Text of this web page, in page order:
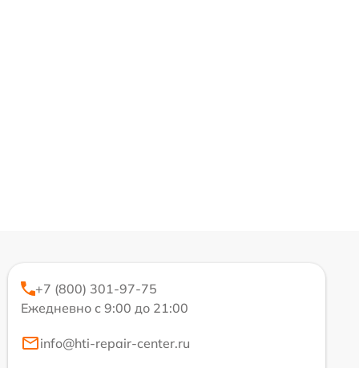
+7 (800) 301-97-75
Ежедневно с 9:00 до 21:00
info@hti-repair-center.ru